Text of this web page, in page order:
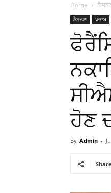
Home
ਨੈਸ਼ਨਲ ਪੰਜਾਬ
ਹੋਣ
By Admin -
Share